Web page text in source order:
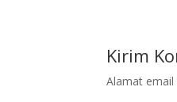
Kirim
Alamat email